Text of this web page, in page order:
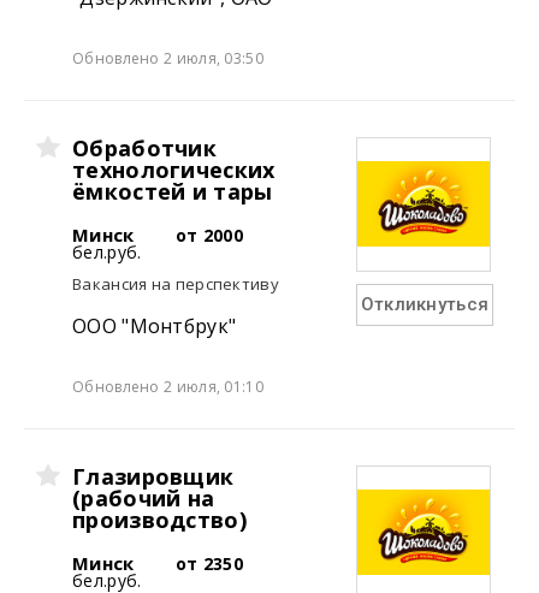
Обновлено 2 июля, 03:50
Обработчик
технологических
ёмкостей и тары
Минск от 2000
бел.руб.
Вакансия на перспективу
ООО "Монтбрук"
Обновлено 2 июля, 01:10
Откликнуться
Глазировщик
(рабочий на
производство)
Минск от 2350
бел.руб.